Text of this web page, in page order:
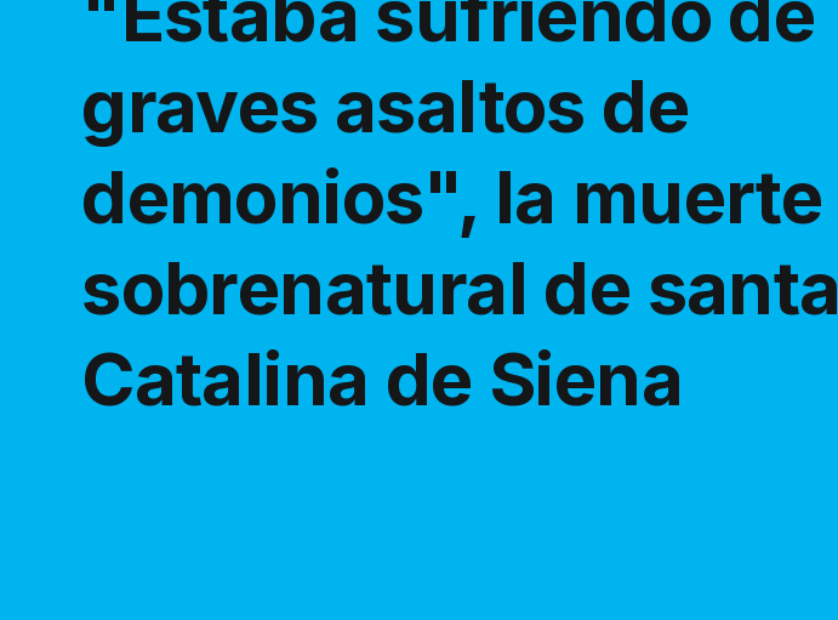
graves asaltos de
demonios", la muerte
sobrenatural de santa
Catalina de Siena